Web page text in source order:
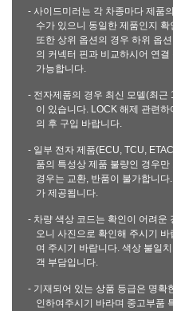
- 사이드미러는 각 차종마다 제품
수가 있으니 동일한 제품인지 확
또한 상위 옵션의 경우 하위 옵
의 커넥터 핀과 비교하시어 연
가능합니다.
- 전자제품의 경우 최신 모델(최
이 있습니다. LOCK 해제 관련
의 후 구입 바랍니다.
- 일부 전자 제품(ECU, TCU,
품의 특성상 제품 불량인 경우
경우는 교환, 반품이 불가합니
가 제공됩니다.
- 차량 색상 코드는 확인이 어려운
오니 사진으로 확인해 주시기
여 주시기 바랍니다. 색상 불일
객 부담입니다.
- 기재되어 있는 상품 등급은 명확
인하여주시기 바라며 중고부품